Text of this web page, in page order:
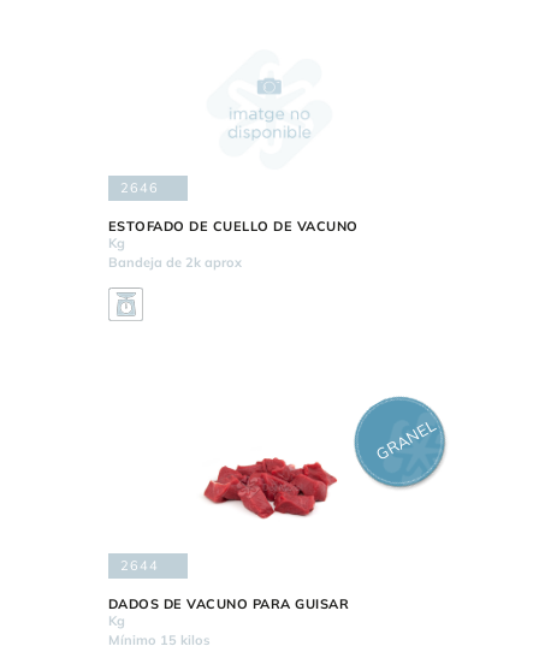
2646
ESTOFADO DE CUELLO DE VACUNO
Kg
Bandeja de 2k aprox
2644
GRANEL
DADOS DE VACUNO PARA GUISAR
Kg
Mínimo 15 kilos